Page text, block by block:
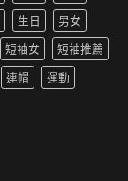
生日
男女
短袖女
短袖推薦
連帽
運動